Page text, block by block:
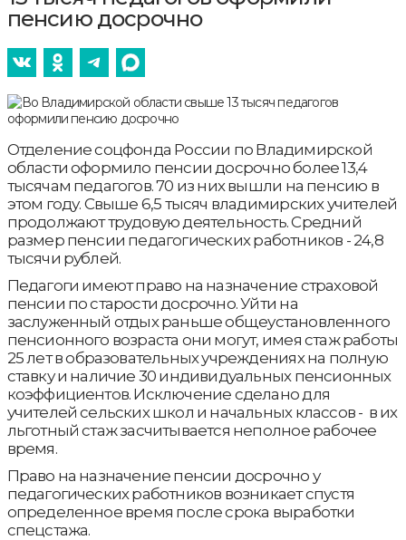
пенсию досрочно
Отделение соцфонда России по Владимирской
области оформило пенсии досрочно более 13,4
тысячам педагогов. 70 из них вышли на пенсию в
этом году. Свыше 6,5 тысяч владимирских учителей
продолжают трудовую деятельность. Средний
размер пенсии педагогических работников - 24,8
тысячи рублей.
Педагоги имеют право на назначение страховой
пенсии по старости досрочно. Уйти на
заслуженный отдых раньше общеустановленного
пенсионного возраста они могут, имея стаж работы
25 лет в образовательных учреждениях на полную
ставку и наличие 30 индивидуальных пенсионных
коэффициентов. Исключение сделано для
учителей сельских школ и начальных классов - в их
льготный стаж засчитывается неполное рабочее
время.
Право на назначение пенсии досрочно у
педагогических работников возникает спустя
определенное время после срока выработки
спецстажа.